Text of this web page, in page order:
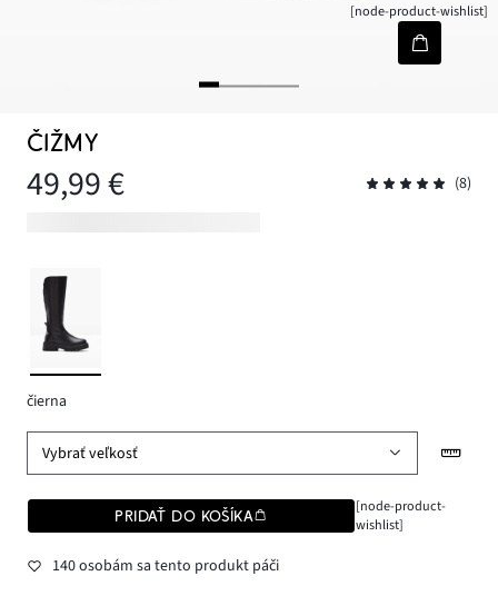
[node-product-wishlist]
ČIŽMY
49,99 € (8)
čierna
Vybrať veľkosť
PRIDAŤ DO KOŠÍKA
[node-product-
wishlist]
140 osobám sa tento produkt páči